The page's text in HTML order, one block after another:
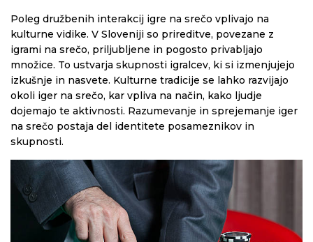
Poleg družbenih interakcij igre na srečo vplivajo na
kulturne vidike. V Sloveniji so prireditve, povezane z
igrami na srečo, priljubljene in pogosto privabljajo
množice. To ustvarja skupnosti igralcev, ki si izmenjujejo
izkušnje in nasvete. Kulturne tradicije se lahko razvijajo
okoli iger na srečo, kar vpliva na način, kako ljudje
dojemajo te aktivnosti. Razumevanje in sprejemanje iger
na srečo postaja del identitete posameznikov in
skupnosti.